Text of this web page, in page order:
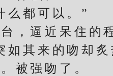
都可以。”
逼近呆住的程
其来的吻却炙
强吻了。